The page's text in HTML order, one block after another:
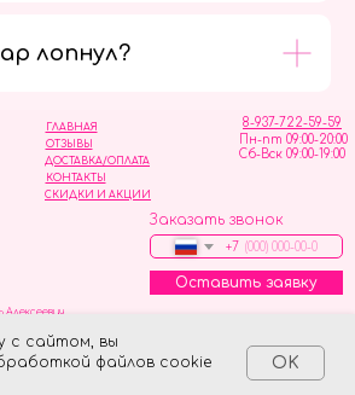
с сайтом, вы
файлов cookie
OK
лопнул?
ОТЗЫВЫ
ГЛАВНАЯ
ДОСТАВКА/ОПЛАТА
СКИДКИ И АКЦИИ
КОНТАКТЫ
8-937-722-59-59
Пн-пт 09:00-20:00
Сб-Вск 09:00-19:00
Заказать звонок
+7
Оставить заявку
Алексеевич
on Tilda